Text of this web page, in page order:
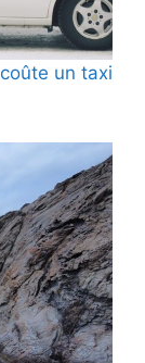
un taxi